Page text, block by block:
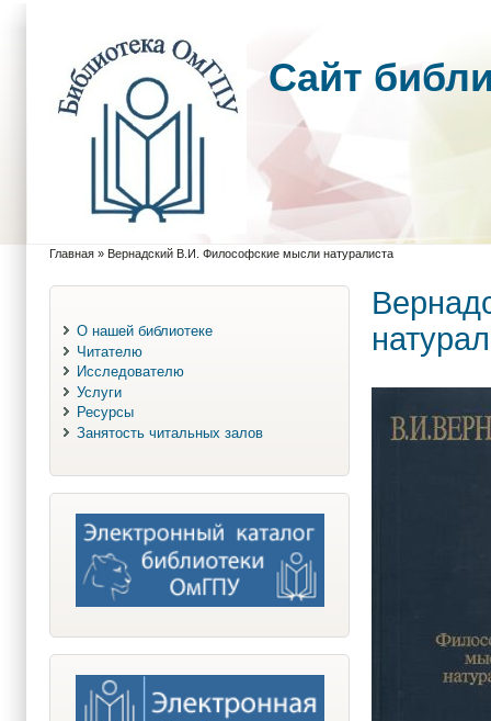
Cайт
Главная » Вернадский В.И. Философские мысли натуралиста
О нашей библиотеке
Читателю
Исследователю
Услуги
Ресурсы
Занятость читальных залов